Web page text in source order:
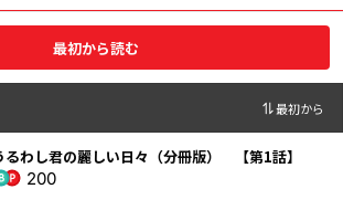
最初から読む
最初から
るわし君の麗しい日々（分冊版） 【第1話】
200